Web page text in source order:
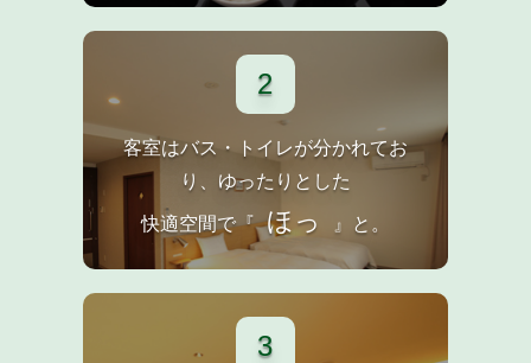
2
客室はバス・トイレが分かれてお
り、ゆったりとした
快適空間で『 ほっ 』と。
3